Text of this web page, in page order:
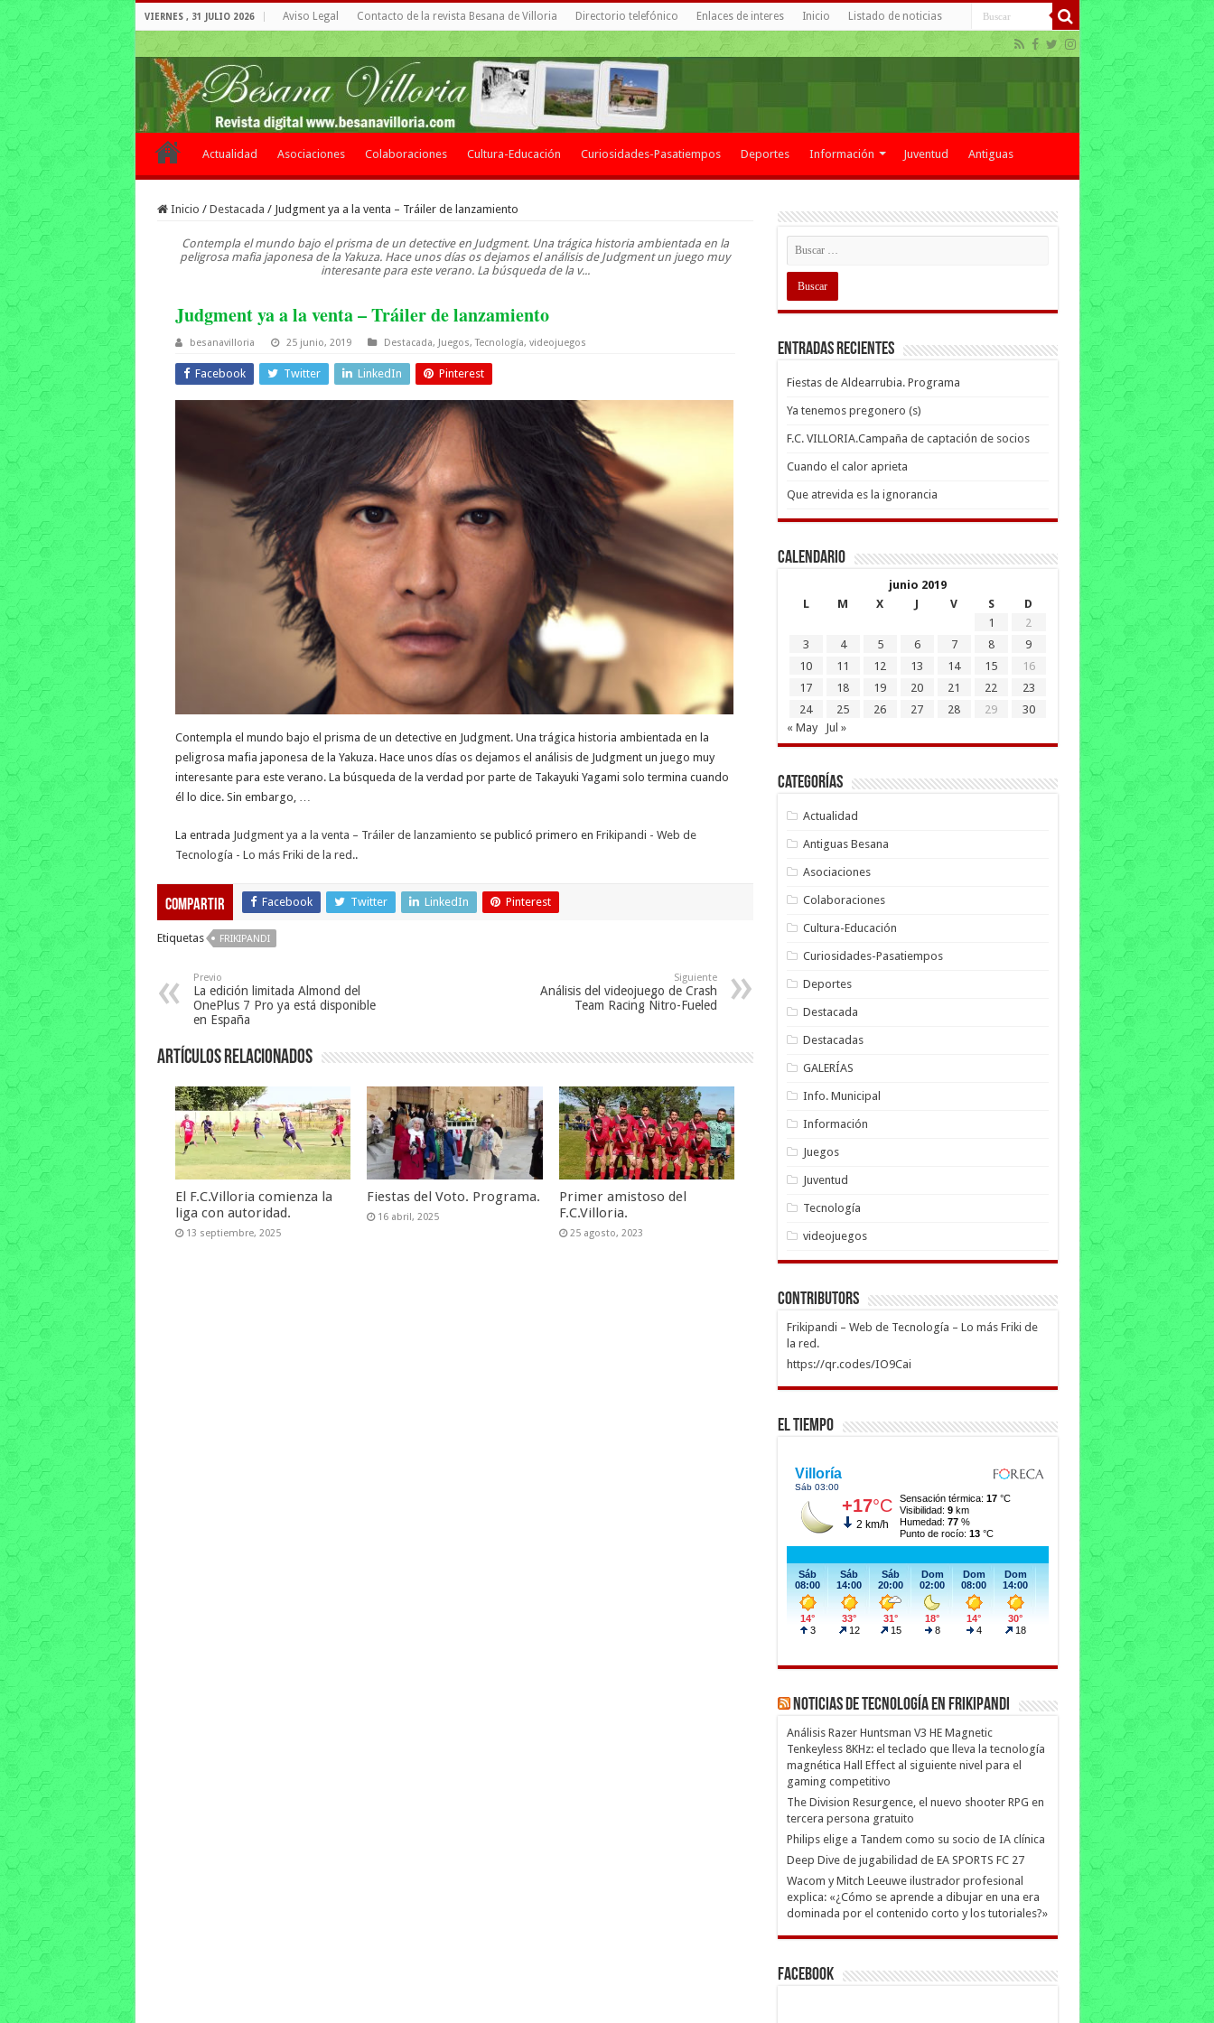
VIERNES , 31 JULIO 2026 Aviso Legal Contacto de la revista Besana de Villoria Directorio telefónico Enlaces de interes Inicio Listado de noticias
Actualidad Asociaciones Colaboraciones Cultura-Educación Curiosidades-Pasatiempos Deportes Información Juventud Antiguas
Inicio / Destacada / Judgment ya a la venta – Tráiler de lanzamiento
Contempla el mundo bajo el prisma de un detective en Judgment. Una trágica historia ambientada en la
peligrosa mafia japonesa de la Yakuza. Hace unos días os dejamos el análisis de Judgment un juego muy
interesante para este verano. La búsqueda de la v...
Judgment ya a la venta – Tráiler de lanzamiento
besanavilloria 25 junio, 2019 Destacada, Juegos,Tecnología, videojuegos
Facebook Twitter LinkedIn Pinterest
Contempla el mundo bajo el prisma de un detective en Judgment. Una trágica historia ambientada en la
peligrosa mafia japonesa de la Yakuza. Hace unos días os dejamos el análisis de Judgment un juego muy
interesante para este verano. La búsqueda de la verdad por parte de Takayuki Yagami solo termina cuando
él lo dice. Sin embargo, …
La entrada Judgment ya a la venta – Tráiler de lanzamiento se publicó primero en Frikipandi - Web de
Tecnología - Lo más Friki de la red..
Compartir Facebook Twitter LinkedIn Pinterest
Etiquetas FRIKIPANDI
Previo
La edición limitada Almond del
OnePlus 7 Pro ya está disponible
en España
Siguiente
Análisis del videojuego de Crash
Team Racing Nitro-Fueled
Artículos relacionados
El F.C.Villoria comienza la
liga con autoridad.
13 septiembre, 2025
Fiestas del Voto. Programa.
16 abril, 2025
Primer amistoso del
F.C.Villoria.
25 agosto, 2023
Entradas recientes
Fiestas de Aldearrubia. Programa
Ya tenemos pregonero (s)
F.C. VILLORIA.Campaña de captación de socios
Cuando el calor aprieta
Que atrevida es la ignorancia
Calendario
junio 2019
L
M X J V S
D
1
2
3
4 5 6 7 8
9
10
11 12 13 14 15
16
17
18 19 20 21 22
23
24
25 26 27 28 29
30
« May
Jul »
Categorías
Actualidad
Antiguas Besana
Asociaciones
Colaboraciones
Cultura-Educación
Curiosidades-Pasatiempos
Deportes
Destacada
Destacadas
GALERÍAS
Info. Municipal
Información
Juegos
Juventud
Tecnología
videojuegos
Contributors
Frikipandi – Web de Tecnología – Lo más Friki de
la red.
https://qr.codes/IO9Cai
El Tiempo
Noticias de Tecnología en Frikipandi
Análisis Razer Huntsman V3 HE Magnetic
Tenkeyless 8KHz: el teclado que lleva la tecnología
magnética Hall Effect al siguiente nivel para el
gaming competitivo
The Division Resurgence, el nuevo shooter RPG en
tercera persona gratuito
Philips elige a Tandem como su socio de IA clínica
Deep Dive de jugabilidad de EA SPORTS FC 27
Wacom y Mitch Leeuwe ilustrador profesional
explica: «¿Cómo se aprende a dibujar en una era
dominada por el contenido corto y los tutoriales?»
Facebook